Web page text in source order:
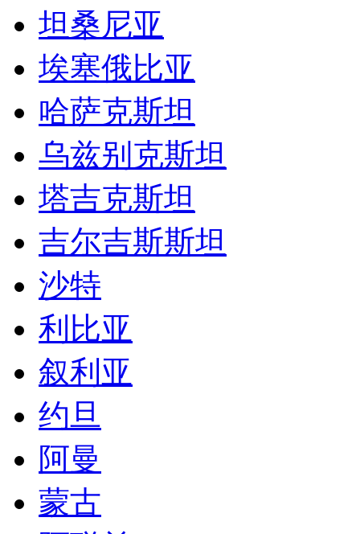
坦桑尼亚
埃塞俄比亚
哈萨克斯坦
乌兹别克斯坦
塔吉克斯坦
吉尔吉斯斯坦
沙特
利比亚
叙利亚
约旦
阿曼
蒙古